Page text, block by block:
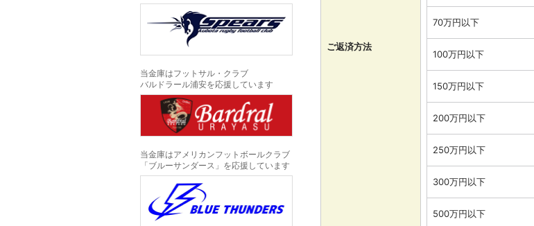
当金庫はフットサル・クラブ
バルドラール浦安を応援しています
当金庫はアメリカンフットボールクラブ
「ブルーサンダース」を応援しています
ご返済方法
70万円以下
100万円以下
150万円以下
200万円以下
250万円以下
300万円以下
500万円以下